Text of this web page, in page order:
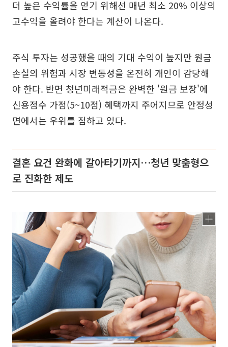
더 높은 수익률을 얻기 위해선 매년 최소 20% 이상의
고수익을 올려야 한다는 계산이 나온다.
주식 투자는 성공했을 때의 기대 수익이 높지만 원금
손실의 위험과 시장 변동성을 온전히 개인이 감당해
야 한다. 반면 청년미래적금은 완벽한 '원금 보장'에
신용점수 가점(5~10점) 혜택까지 주어지므로 안정성
면에서는 우위를 점하고 있다.
결혼 요건 완화에 갈아타기까지…청년 맞춤형으
로 진화한 제도